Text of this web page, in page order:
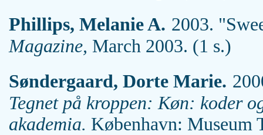
Phillips, Melanie A. 2003.
Magazine, March 2003. (1 s.)
Søndergaard, Dorte Marie.
Tegnet på kroppen: Køn: koder
akademia. København: Museum